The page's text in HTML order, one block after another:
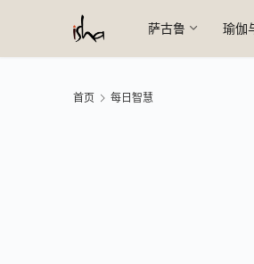
萨古鲁 瑜伽
首页 每日智慧